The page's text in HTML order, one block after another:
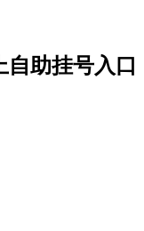
助挂号入口